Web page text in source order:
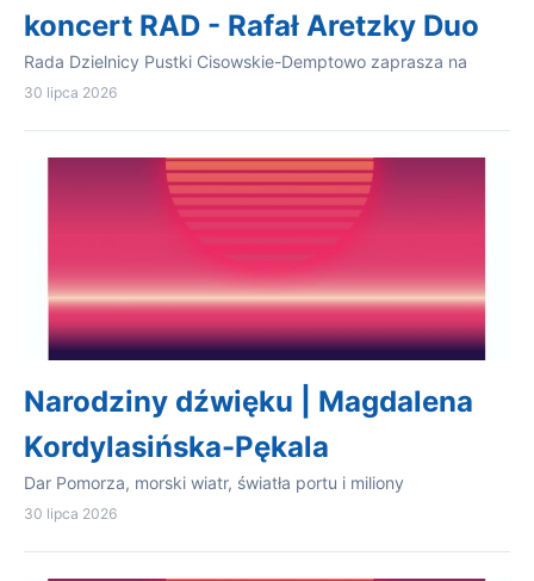
koncert RAD - Rafał Aretzky Duo
Rada Dzielnicy Pustki Cisowskie-Demptowo zaprasza na
30 lipca 2026
Narodziny dźwięku | Magdalena
Kordylasińska-Pękala
Dar Pomorza, morski wiatr, światła portu i miliony
30 lipca 2026